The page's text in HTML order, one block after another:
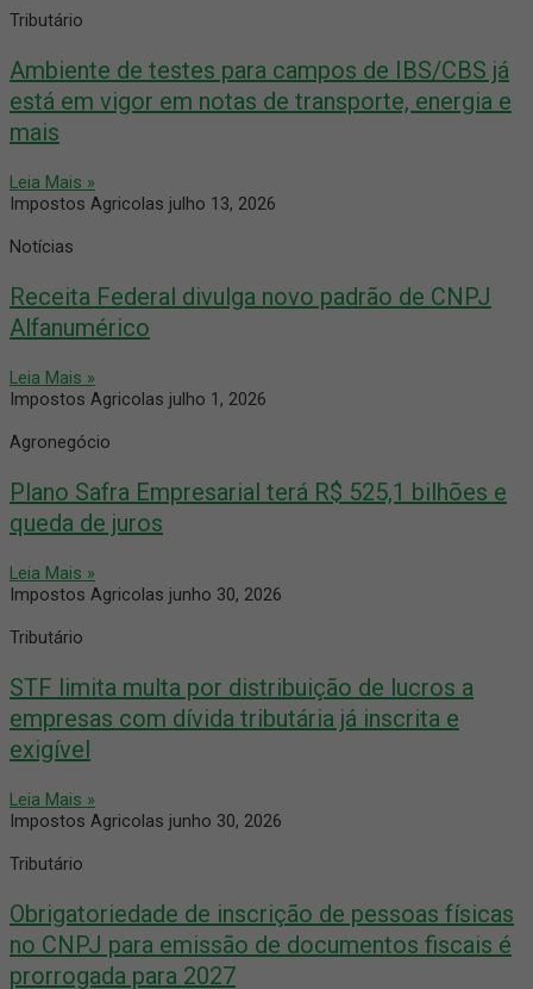
Tributário
Ambiente de testes para campos de IBS/CBS já
está em vigor em notas de transporte, energia e
mais
Leia Mais »
Impostos Agricolas julho 13, 2026
Notícias
Receita Federal divulga novo padrão de CNPJ
Alfanumérico
Leia Mais »
Impostos Agricolas julho 1, 2026
Agronegócio
Plano Safra Empresarial terá R$ 525,1 bilhões e
queda de juros
Leia Mais »
Impostos Agricolas junho 30, 2026
Tributário
STF limita multa por distribuição de lucros a
empresas com dívida tributária já inscrita e
exigível
Leia Mais »
Impostos Agricolas junho 30, 2026
Tributário
Obrigatoriedade de inscrição de pessoas físicas
no CNPJ para emissão de documentos fiscais é
prorrogada para 2027